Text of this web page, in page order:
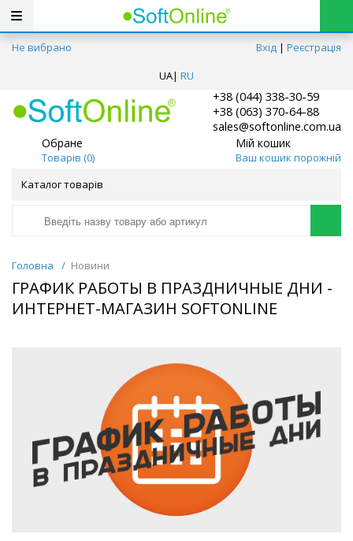
Не вибрано Вхід | Реєстрація
UA| RU
+38 (044) 338-30-59
+38 (063) 370-64-88
sales@softonline.com.ua
Обране
Товарів (0)
Мій кошик
Ваш кошик порожній
Каталог товарів
Головна / Новини
ГРАФИК РАБОТЫ В ПРАЗДНИЧНЫЕ ДНИ -
ИНТЕРНЕТ-МАГАЗИН SOFTONLINE